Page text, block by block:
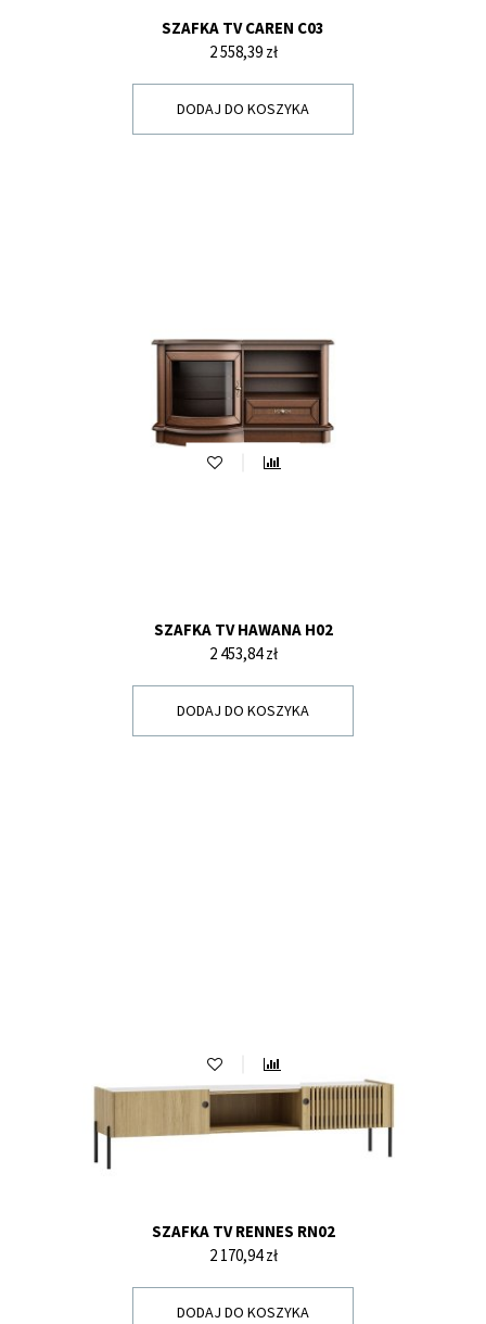
SZAFKA TV CAREN C03
Cena
2 558,39 zł
DODAJ DO KOSZYKA
SZAFKA TV HAWANA H02
Cena
2 453,84 zł
DODAJ DO KOSZYKA
SZAFKA TV RENNES RN02
Cena
2 170,94 zł
DODAJ DO KOSZYKA